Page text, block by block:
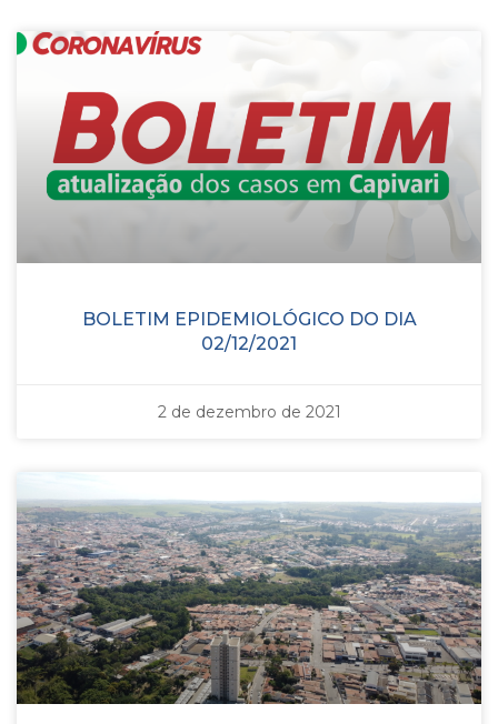
BOLETIM EPIDEMIOLÓGICO DO DIA
02/12/2021
2 de dezembro de 2021